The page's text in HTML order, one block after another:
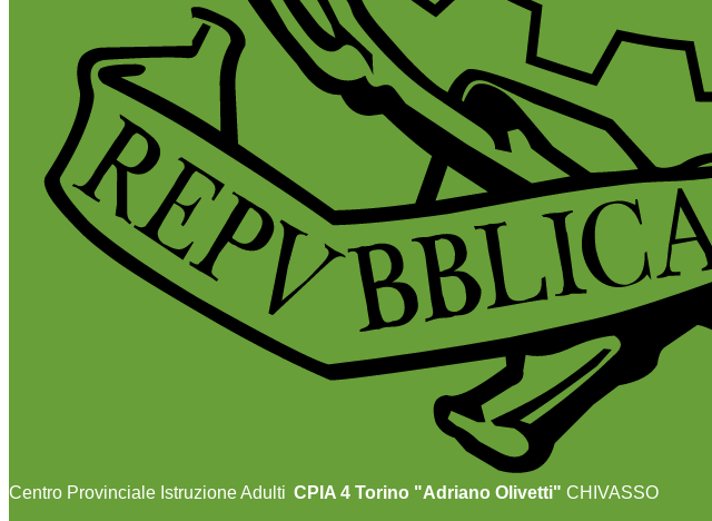
Centro Provinciale Istruzione Adulti CPIA 4 Torino "Adriano Olivetti" CHIVASSO